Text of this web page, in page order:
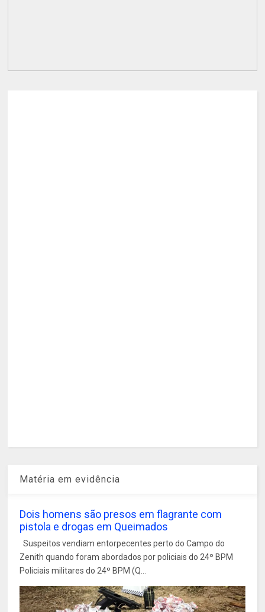
Matéria em evidência
Dois homens são presos em flagrante com
pistola e drogas em Queimados
Suspeitos vendiam entorpecentes perto do Campo do
Zenith quando foram abordados por policiais do 24º BPM
Policiais militares do 24º BPM (Q...